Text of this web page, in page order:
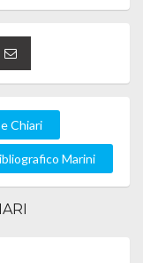
Chiari
Marini